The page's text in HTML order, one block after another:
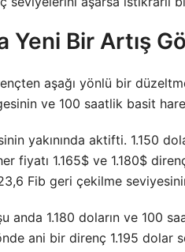
Yeni Bir Artış
aşağı yönlü bir
ve 100 saatlik basit
yakınında aktifti. 1.150
fiyatı 1.165$ ve 1.180$
Fib geri çekilme
anda 1.180 doların ve 100
ani bir direnç 1.195 dolar